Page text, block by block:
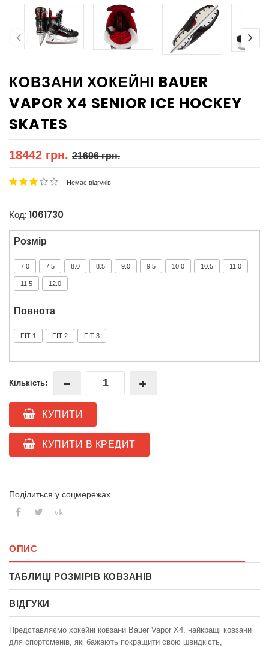
КОВЗАНИ ХОКЕЙНІ BAUER
VAPOR X4 SENIOR ICE HOCKEY
SKATES
18442 грн. 21696 грн.
Немає відгуків
Код: 1061730
Розмір
7.0 7.5 8.0 8.5 9.0 9.5 10.0 10.5 11.0
11.5 12.0
Повнота
FIT 1 FIT 2 FIT 3
Кількість:
КУПИТИ
КУПИТИ В КРЕДИТ
Поділиться у соцмережах
vk
ОПИС
ТАБЛИЦІ РОЗМІРІВ КОВЗАНІВ
ВІДГУКИ
Представляємо хокейні ковзани Bauer Vapor X4, найкращі ковзани
для спортсменів, які бажають покращити свою швидкість,